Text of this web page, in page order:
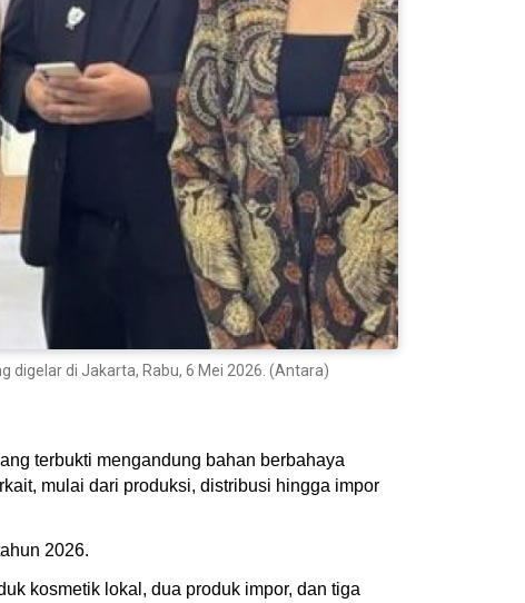
digelar di Jakarta, Rabu, 6 Mei 2026. (Antara)
terbukti mengandung bahan berbahaya
mulai dari produksi, distribusi hingga impor
2026.
kosmetik lokal, dua produk impor, dan tiga